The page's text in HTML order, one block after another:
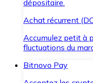
dépositaire.
Achat récurrent
Accumulez petit à
fluctuations du
Bitnovo Pay